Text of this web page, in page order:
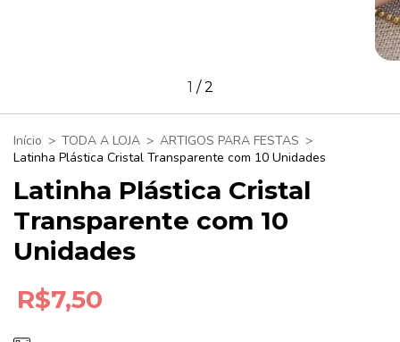
1 /2
Início > TODA A LOJA > ARTIGOS PARA FESTAS >
Latinha Plástica Cristal Transparente com 10 Unidades
Latinha Plástica Cristal
Transparente com 10
Unidades
R$7,50